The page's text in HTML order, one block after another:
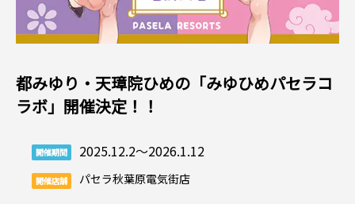
都みゆり・天璋院ひめの「みゆひめパセラコ
ラボ」開催決定！！
開催期間 2025.12.2～2026.1.12
開催店舗 パセラ秋葉原電気街店